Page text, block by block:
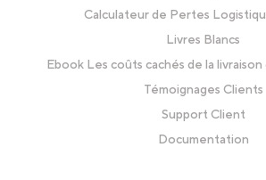
Calculateur de Pertes
Livres Blancs
Ebook Les coûts cachés de la
Témoignages Clients
Support Client
Documentation